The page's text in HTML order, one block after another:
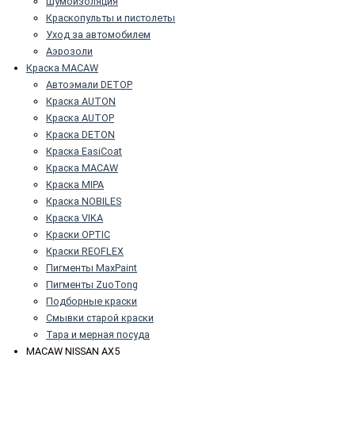
Краскопульты и пистолеты
Уход за автомобилем
Аэрозоли
Краска MACAW
Автоэмали DETOP
Краска AUTON
Краска AUTOP
Краска DETON
Краска EasiCoat
Краска MACAW
Краска MIPA
Краска NOBILES
Краска VIKA
Краски OPTIC
Краски REOFLEX
Пигменты MaxPaint
Пигменты ZuoTong
Подборные краски
Смывки старой краски
Тара и мерная посуда
MACAW NISSAN AX5